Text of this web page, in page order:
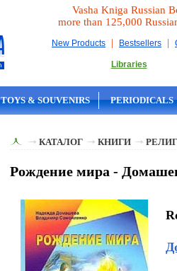
Vasha Kniga Russian
more than 125,000
New Products | Bestsellers |
Libraries
TOYS & SOUVENIRS PERIODICALS
КАТАЛОГ КНИГИ
Рождение мира -